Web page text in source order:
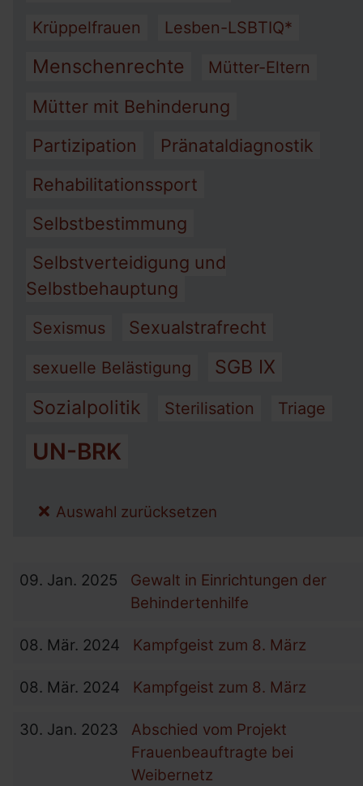
Krüppelfrauen Lesben-LSBTIQ*
Menschenrechte Mütter-Eltern
Mütter mit Behinderung
Partizipation
Pränataldiagnostik
Rehabilitationssport
Selbstbestimmung
Selbstverteidigung und
Selbstbehauptung
Sexismus Sexualstrafrecht
sexuelle Belästigung
SGB IX
Sozialpolitik
Sterilisation Triage
UN-BRK
Auswahl zurücksetzen
09. Jan. 2025
Gewalt in Einrichtungen der
Behindertenhilfe
08. Mär. 2024 Kampfgeist zum 8. März
08. Mär. 2024 Kampfgeist zum 8. März
30. Jan. 2023
Abschied vom Projekt
Frauenbeauftragte bei
Weibernetz